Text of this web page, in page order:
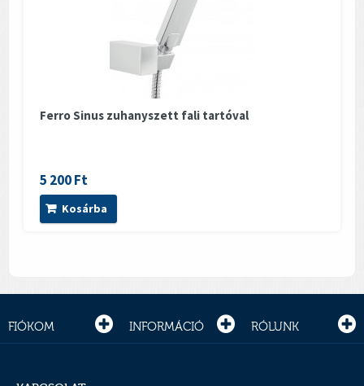
Ferro Sinus zuhanyszett fali tartóval
5 200 Ft
Kosárba
FIÓKOM INFORMÁCIÓ RÓLUNK